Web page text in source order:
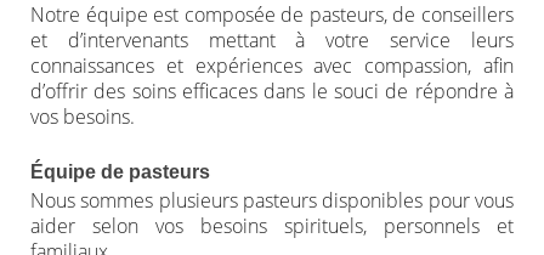
Notre équipe est composée de pasteurs, de conseillers
et d’intervenants mettant à votre service leurs
connaissances et expériences avec compassion, afin
d’offrir des soins efficaces dans le souci de répondre à
vos besoins.
Équipe de pasteurs
Nous sommes plusieurs pasteurs disponibles pour vous
aider selon vos besoins spirituels, personnels et